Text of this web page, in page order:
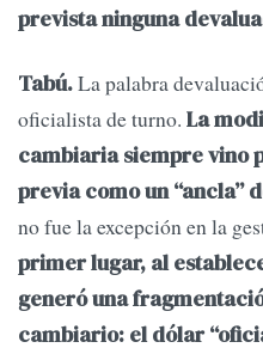
prevista ninguna
Tabú.La palabra
oficialista de turno. La
cambiaria siempre vino
previa como un “ancla”
no fue la excepción en la
primer lugar, al
generó una
cambiario: el dólar